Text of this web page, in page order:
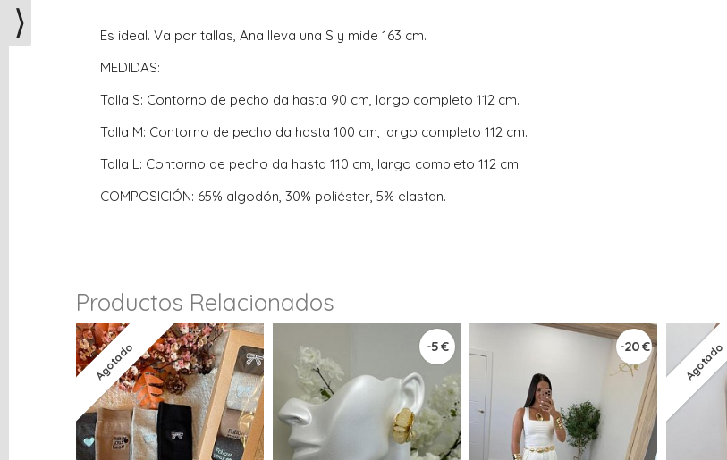
Es ideal. Va por tallas, Ana lleva una S y mide 163 cm.
MEDIDAS:
Talla S: Contorno de pecho da hasta 90 cm, largo completo 112 cm.
Talla M: Contorno de pecho da hasta 100 cm, largo completo 112 cm.
Talla L: Contorno de pecho da hasta 110 cm, largo completo 112 cm.
COMPOSICIÓN: 65% algodón, 30% poliéster, 5% elastan.
Productos Relacionados
Agotado -5 € -20 € Agotado
⟩